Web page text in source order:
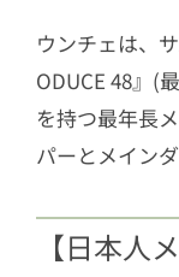
ウンチェは、
ODUCE 48』(
を持つ最年長
パーとメイン
【日本人